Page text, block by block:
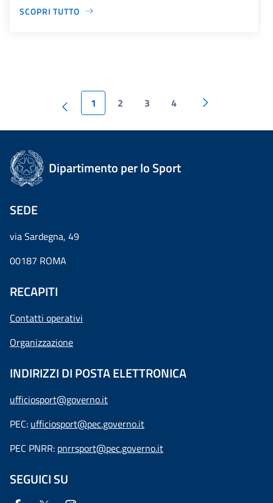
SCOPRI TUTTO
1 2 3 4
Dipartimento per lo Sport
SEDE
via Sardegna, 49
00187 ROMA
RECAPITI
Contatti operativi
Organizzazione
INDIRIZZI DI POSTA ELETTRONICA
ufficiosport@governo.it
PEC: ufficiosport@pec.governo.it
PEC PNRR: pnrrsport@pec.governo.it
SEGUICI SU